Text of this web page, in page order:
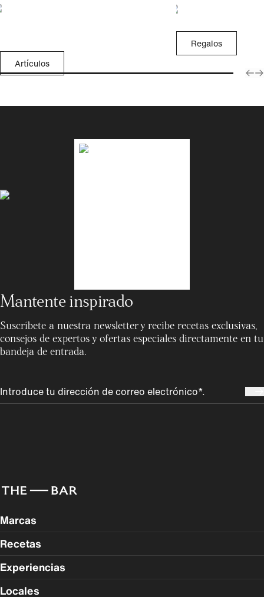
Artículos
Regalos
Mantente inspirado
Suscríbete a nuestra newsletter y recibe recetas exclusivas,
consejos de expertos y ofertas especiales directamente en tu
bandeja de entrada.
Marcas
Recetas
Experiencias
Locales